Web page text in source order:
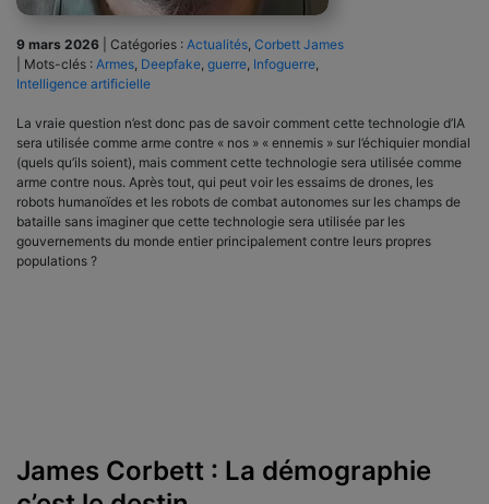
9 mars 2026 Catégories : Actualités, Corbett James
Mots-clés : Armes, Deepfake, guerre, Infoguerre,
Intelligence artificielle
La vraie question n’est donc pas de savoir comment cette technologie d’IA
sera utilisée comme arme contre « nos » « ennemis » sur l’échiquier mondial
(quels qu’ils soient), mais comment cette technologie sera utilisée comme
arme contre nous. Après tout, qui peut voir les essaims de drones, les
robots humanoïdes et les robots de combat autonomes sur les champs de
bataille sans imaginer que cette technologie sera utilisée par les
gouvernements du monde entier principalement contre leurs propres
populations ?
James Corbett : La démographie